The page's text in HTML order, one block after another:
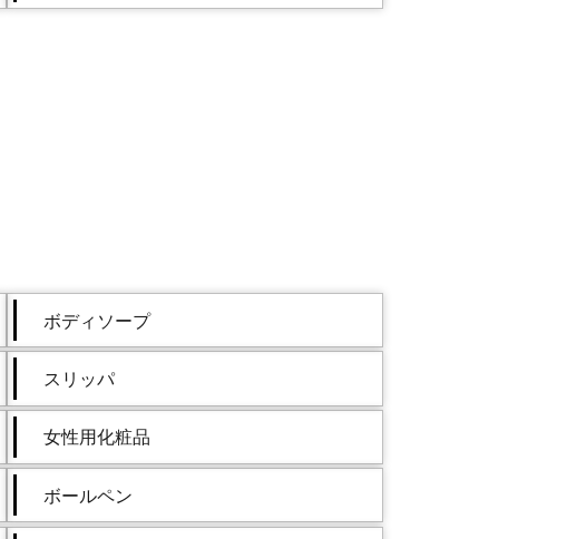
ボディソープ
スリッパ
女性用化粧品
ボールペン